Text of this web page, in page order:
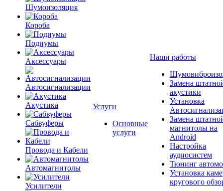
Шумоизоляция
Короба
Подиумы
Аксессуары
Автосигнализации
Акустика
Сабвуферы
Провода и Кабели
Автомагнитолы
Усилители
Услуги
Основные
услуги
Наши работы
Замена
акустики
Установка
Замена
магнитолы на
Android
Настройка
аудиосистем
Тюнинг
Установка
кругового